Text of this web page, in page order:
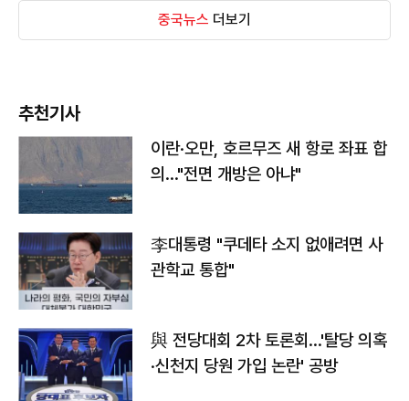
중국뉴스 더보기
추천기사
이란·오만, 호르무즈 새 항로 좌표 합
의…"전면 개방은 아냐"
李대통령 "쿠데타 소지 없애려면 사
관학교 통합"
與 전당대회 2차 토론회…'탈당 의혹
·신천지 당원 가입 논란' 공방